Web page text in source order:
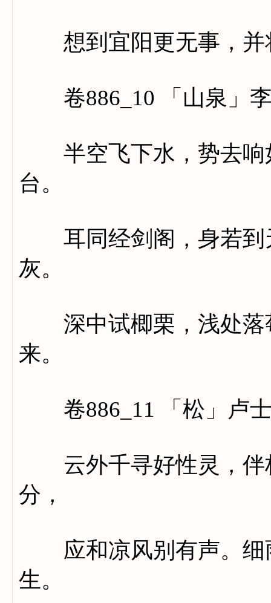
想到宜阳更无事，并
卷886_10 「山泉」
半空飞下水，势去响
台。
耳同经剑阁，身若到
灰。
深中试楖栗，浅处落
来。
卷886_11 「松」卢
云外千寻好性灵，伴
分，
应和凉风别有声。细
生。